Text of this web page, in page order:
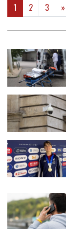
1 (current)
2 3 »